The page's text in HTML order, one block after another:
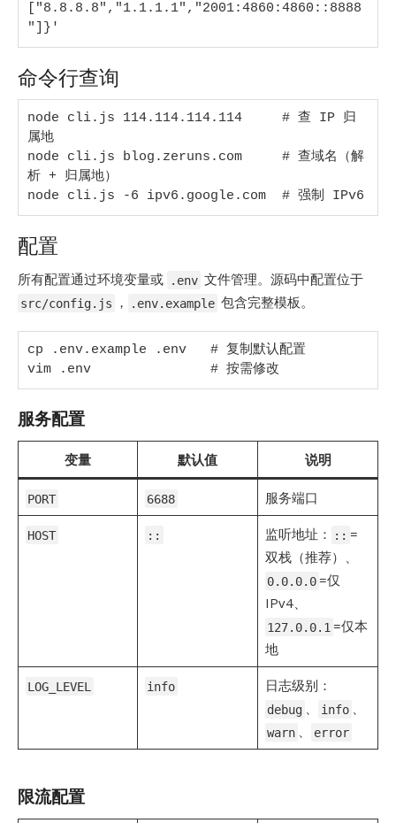
["8.8.8.8","1.1.1.1","2001:4860:4860::8888
"]}'
命令行查询
node cli.js 114.114.114.114     # 查 IP 归
属地
node cli.js blog.zeruns.com     # 查域名（解
析 + 归属地）
node cli.js -6 ipv6.google.com  # 强制 IPv6
配置
所有配置通过环境变量或 .env 文件管理。源码中配置位于
src/config.js ， .env.example 包含完整模板。
cp .env.example .env   # 复制默认配置
vim .env               # 按需修改
服务配置
变量 默认值 说明
PORT 6688 服务端口
HOST :: 监听地址： :: =
双栈（推荐）、
0.0.0.0=仅
IPv4、
127.0.0.1 =仅本
地
LOG_LEVEL info 日志级别：
debug 、 info 、
warn 、 error
限流配置